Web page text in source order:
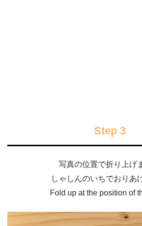
Step 3
写真の位置で折り上げ
しゃしんのいちでおりあ
Fold up at the position of